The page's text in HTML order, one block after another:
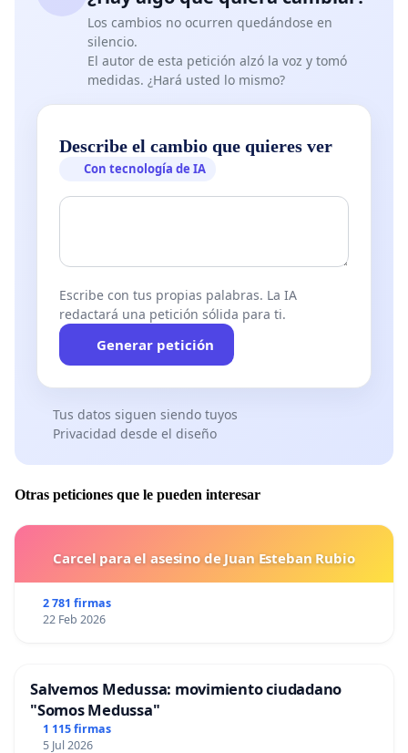
Los cambios no ocurren quedándose en
silencio.
El autor de esta petición alzó la voz y tomó
medidas. ¿Hará usted lo mismo?
Describe el cambio que quieres ver
Con tecnología de IA
Escribe con tus propias palabras. La IA
redactará una petición sólida para ti.
Generar petición
Tus datos siguen siendo tuyos
Privacidad desde el diseño
Otras peticiones que le pueden interesar
Carcel para el asesino de Juan Esteban Rubio
2 781 firmas
22 Feb 2026
Salvemos Medussa: movimiento ciudadano
"Somos Medussa"
1 115 firmas
5 Jul 2026